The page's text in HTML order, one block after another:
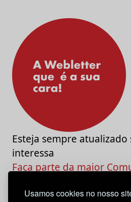
Usamos cookies no nosso
Esteja sempre
interessa
Faça parte da maior